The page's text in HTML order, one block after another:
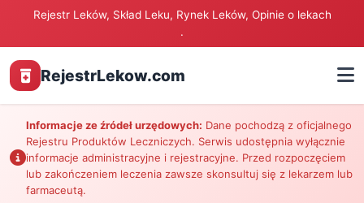
Rejestr Leków, Skład Leku, Rynek Leków, Opinie o lekach
.
RejestrLekow.com
Informacje ze źródeł urzędowych: Dane pochodzą z oficjalnego
Rejestru Produktów Leczniczych. Serwis udostępnia wyłącznie
informacje administracyjne i rejestracyjne. Przed rozpoczęciem
lub zakończeniem leczenia zawsze skonsultuj się z lekarzem lub
farmaceutą.